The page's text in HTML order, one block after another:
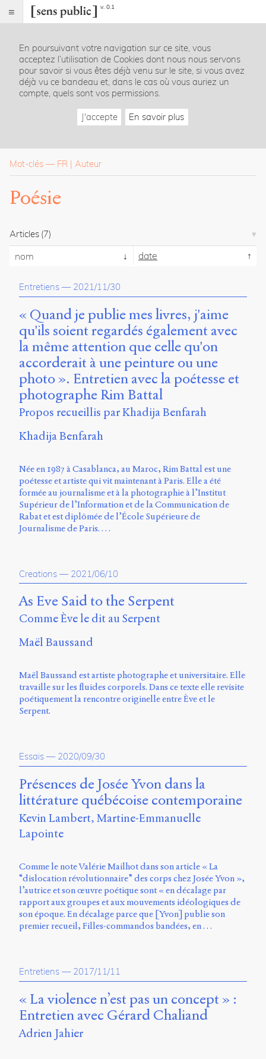
v. 0.1
Index
Rubriques
Essais
La
revue
Présentation
Publier
du
site
Archipel
En
ligne
Mastodon
Université
Sherbrooke
Longueuil
Local
B1-
12723
150
Pl.
Longueuil
J4K
Canada
ISSN
Sens
public
Typographies
Jannon
de
Storm
Type
Foundry
de
Vernon
Adams.
Ce
site
par
Julie
Blanc,
Maxime
Bouton,
Jérémy
En poursuivant votre navigation sur ce site, vous
acceptez l’utilisation de Cookies dont nous nous servons
pour savoir si vous êtes déjà venu sur le site, si vous avez
déjà vu ce bandeau et, dans le cas où vous auriez un
compte, quels sont vos permissions.
J'accepte En savoir plus
Mot-clés — FR Auteur
Poésie
Articles (7)
nom date
Entretiens — 2021/11/30
« Quand je publie mes livres, j'aime
qu'ils soient regardés également avec
la même attention que celle qu'on
accorderait à une peinture ou une
photo ». Entretien avec la poétesse et
photographe Rim Battal
Propos recueillis par Khadija Benfarah
Khadija Benfarah
Née en 1987 à Casablanca, au Maroc, Rim Battal est une
poétesse et artiste qui vit maintenant à Paris. Elle a été
formée au journalisme et à la photographie à l’Institut
Supérieur de l’Information et de la Communication de
Rabat et est diplômée de l’École Supérieure de
Journalisme de Paris. …
Creations — 2021/06/10
As Eve Said to the Serpent
Comme Ève le dit au Serpent
Maël Baussand
Maël Baussand est artiste photographe et universitaire. Elle
travaille sur les fluides corporels. Dans ce texte elle revisite
poétiquement la rencontre originelle entre Ève et le
Serpent.
Essais — 2020/09/30
Présences de Josée Yvon dans la
littérature québécoise contemporaine
Kevin Lambert Martine-Emmanuelle
Lapointe
Comme le note Valérie Mailhot dans son article « La
“dislocation révolutionnaire” des corps chez Josée Yvon »,
l’autrice et son œuvre poétique sont « en décalage par
rapport aux groupes et aux mouvements idéologiques de
son époque. En décalage parce que [Yvon] publie son
premier recueil, Filles-commandos bandées, en …
Entretiens — 2017/11/11
« La violence n’est pas un concept » :
Entretien avec Gérard Chaliand
Adrien Jahier